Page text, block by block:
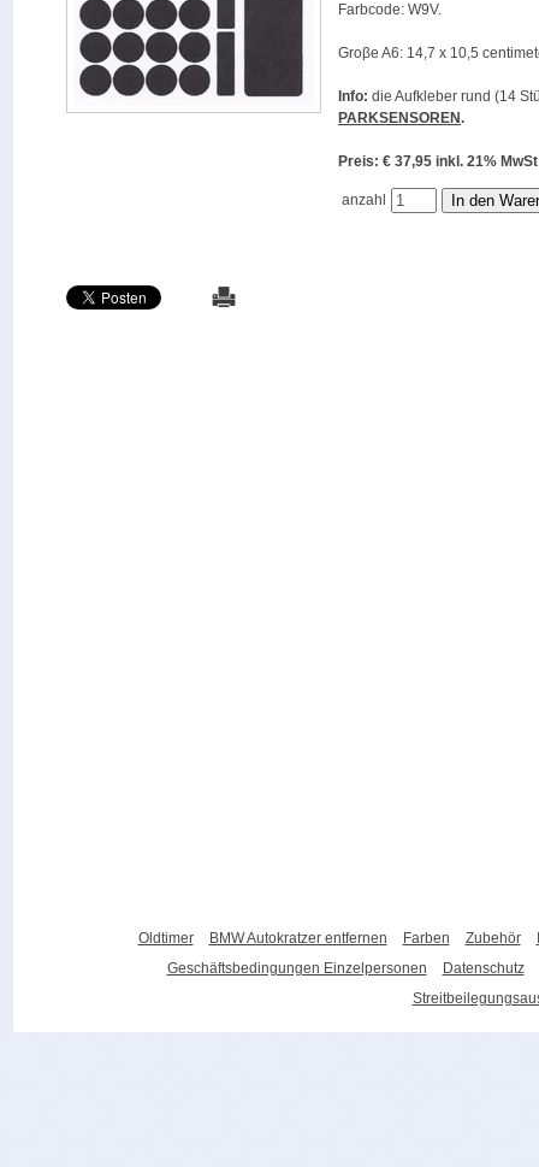
Farbcode: W9V.
Groβe A6: 14,7 x 10,5
Info: die Aufkleber rund (14
PARKSENSOREN.
Preis: € 37,95 inkl. 21%
anzahl
Oldtimer BMW Autokratzer entfernen Farben Zubehör
Geschäftsbedingungen Einzelpersonen
Datenschutz